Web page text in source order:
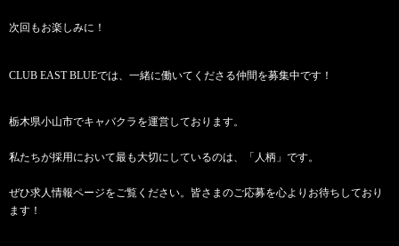
次回もお楽しみに！
CLUB EAST BLUEでは、一緒に働いてくださる仲間を募集中です！
栃木県小山市でキャバクラを運営しております。
私たちが採用において最も大切にしているのは、「人柄」です。
ぜひ求人情報ページをご覧ください。皆さまのご応募を心よりお待ちしており
ます！